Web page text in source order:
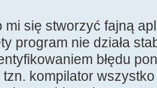
mi się stworzyć fajną
program nie działa
błędu
kompilator